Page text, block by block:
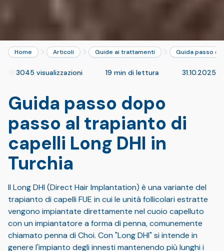
Home Articoli Guide ai trattamenti Guida passo
3045 visualizzazioni 19 min di lettura 31.10.2025
Guida passo dopo
passo al trapianto di
capelli Long DHI in
Turchia
Il Long DHI (Direct Hair Implantation) è una variante del
trapianto di capelli FUE in cui le unità follicolari estratte
vengono impiantate direttamente nel cuoio capelluto
con un impiantatore a forma di penna, comunemente
chiamato penna di Choi. Con "Long DHI" si intende in
genere l'impianto degli innesti mantenendo più lunghi i